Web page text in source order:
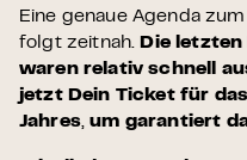
Eine genaue Agenda
folgt zeitnah. Die
waren relativ schnell
jetzt Dein Ticket für
Jahres,um garantiert